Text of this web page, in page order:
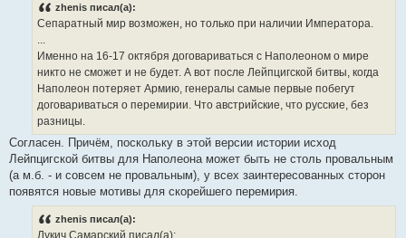
zhenis писал(а):
Сепаратный мир возможен, но только при наличии Императора.
...
Именно на 16-17 октября договариваться с Наполеоном о мире
никто не сможет и не будет. А вот после Лейпцигской битвы, когда
Наполеон потеряет Армию, генералы самые первые побегут
договариваться о перемирии. Что австрийские, что русские, без
разницы.
Согласен. Причём, поскольку в этой версии истории исход
Лейпцигской битвы для Наполеона может быть не столь провальным
(а м.б. - и совсем не провальным), у всех заинтересованных сторон
появятся новые мотивы для скорейшего перемирия.
zhenis писал(а):
Лукич Самарский писал(а):